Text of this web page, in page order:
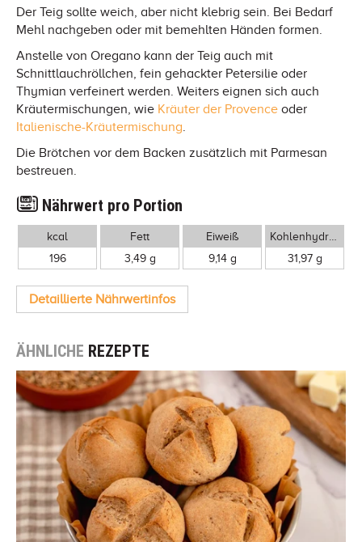
Der Teig sollte weich, aber nicht klebrig sein. Bei Bedarf
Mehl nachgeben oder mit bemehlten Händen formen.
Anstelle von Oregano kann der Teig auch mit
Schnittlauchröllchen, fein gehackter Petersilie oder
Thymian verfeinert werden. Weiters eignen sich auch
Kräutermischungen, wie Kräuter der Provence oder
Italienische-Kräutermischung
Die Brötchen vor dem Backen zusätzlich mit Parmesan
bestreuen.
Nährwert pro Portion
kcal
196
Fett
3,49 g
Eiweiß
9,14 g
31,97 g
Detaillierte Nährwertinfos
ÄHNLICHE REZEPTE